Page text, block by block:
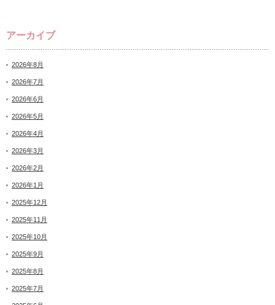
アーカイブ
2026年8月
2026年7月
2026年6月
2026年5月
2026年4月
2026年3月
2026年2月
2026年1月
2025年12月
2025年11月
2025年10月
2025年9月
2025年8月
2025年7月